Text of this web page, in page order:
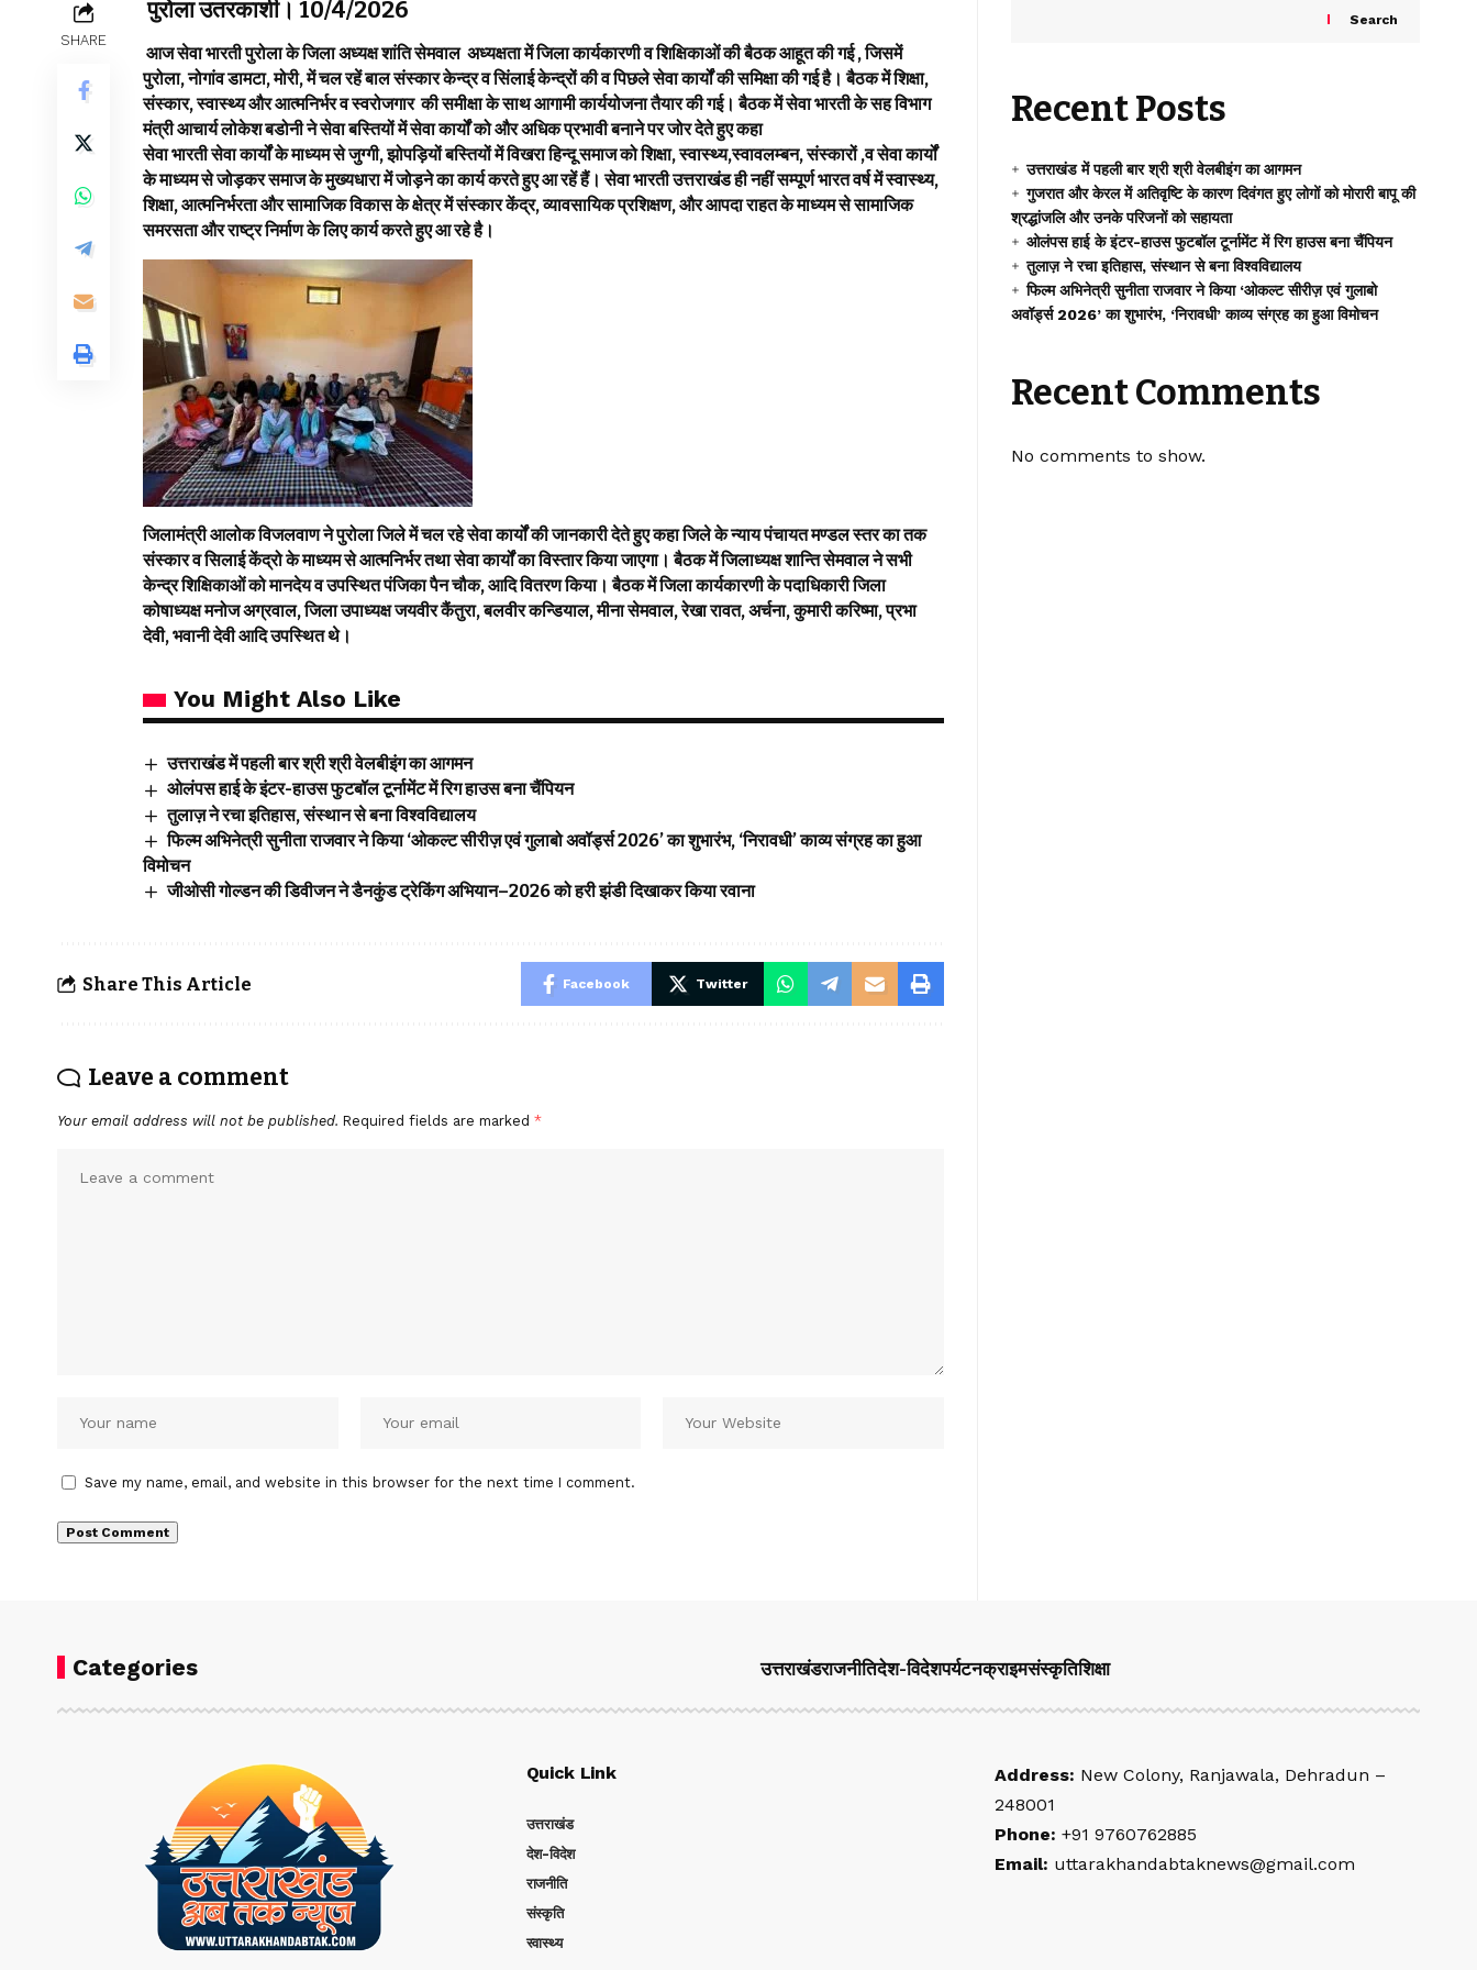
SHARE
पुरोला उतरकाशी। 10/4/2026
आज सेवा भारती पुरोला के जिला अध्यक्ष शांति सेमवाल अध्यक्षता में जिला कार्यकारणी व शिक्षिकाओं की बैठक आहूत की गई , जिसमें
पुरोला, नोगांव डामटा, मोरी, में चल रहें बाल संस्कार केन्द्र व सिंलाई केन्द्रों की व पिछले सेवा कार्यों की समिक्षा की गई है। बैठक में शिक्षा,
संस्कार, स्वास्थ्य और आत्मनिर्भर व स्वरोजगार की समीक्षा के साथ आगामी कार्ययोजना तैयार की गई। बैठक में सेवा भारती के सह विभाग
मंत्री आचार्य लोकेश बडोनी ने सेवा बस्तियों में सेवा कार्यों को और अधिक प्रभावी बनाने पर जोर देते हुए कहा
सेवा भारती सेवा कार्यों के माध्यम से जुग्गी, झोपड़ियों बस्तियों में विखरा हिन्दू समाज को शिक्षा, स्वास्थ्य,स्वावलम्बन, संस्कारों ,व सेवा कार्यों
के माध्यम से जोड़कर समाज के मुख्यधारा में जोड़ने का कार्य करते हुए आ रहें हैं। सेवा भारती उत्तराखंड ही नहीं सम्पूर्ण भारत वर्ष में स्वास्थ्य,
शिक्षा, आत्मनिर्भरता और सामाजिक विकास के क्षेत्र में संस्कार केंद्र, व्यावसायिक प्रशिक्षण, और आपदा राहत के माध्यम से सामाजिक
समरसता और राष्ट्र निर्माण के लिए कार्य करते हुए आ रहे है।
जिलामंत्री आलोक विजलवाण ने पुरोला जिले में चल रहे सेवा कार्यों की जानकारी देते हुए कहा जिले के न्याय पंचायत मण्डल स्तर का तक
संस्कार व सिलाई केंद्रो के माध्यम से आत्मनिर्भर तथा सेवा कार्यों का विस्तार किया जाएगा। बैठक में जिलाध्यक्ष शान्ति सेमवाल ने सभी
केन्द्र शिक्षिकाओं को मानदेय व उपस्थित पंजिका पैन चौक, आदि वितरण किया। बैठक में जिला कार्यकारणी के पदाधिकारी जिला
कोषाध्यक्ष मनोज अग्रवाल, जिला उपाध्यक्ष जयवीर कैंतुरा, बलवीर कन्डियाल, मीना सेमवाल, रेखा रावत, अर्चना, कुमारी करिष्मा, प्रभा
देवी, भवानी देवी आदि उपस्थित थे।
You Might Also Like
उत्तराखंड में पहली बार श्री श्री वेलबीइंग का आगमन
ओलंपस हाई के इंटर-हाउस फुटबॉल टूर्नामेंट में रिग हाउस बना चैंपियन
तुलाज़ ने रचा इतिहास, संस्थान से बना विश्वविद्यालय
फिल्म अभिनेत्री सुनीता राजवार ने किया ‘ओकल्ट सीरीज़ एवं गुलाबो अवॉर्ड्स 2026’ का शुभारंभ, ‘निरावधी’ काव्य संग्रह का हुआ
विमोचन
जीओसी गोल्डन की डिवीजन ने डैनकुंड ट्रेकिंग अभियान–2026 को हरी झंडी दिखाकर किया रवाना
Share This Article Facebook Twitter
Leave a comment
Your email address will not be published. Required fields are marked *
Save my name, email, and website in this browser for the next time I comment.
Search
Recent Posts
उत्तराखंड में पहली बार श्री श्री वेलबीइंग का आगमन
गुजरात और केरल में अतिवृष्टि के कारण दिवंगत हुए लोगों को मोरारी बापू की
श्रद्धांजलि और उनके परिजनों को सहायता
ओलंपस हाई के इंटर-हाउस फुटबॉल टूर्नामेंट में रिग हाउस बना चैंपियन
तुलाज़ ने रचा इतिहास, संस्थान से बना विश्वविद्यालय
फिल्म अभिनेत्री सुनीता राजवार ने किया ‘ओकल्ट सीरीज़ एवं गुलाबो
अवॉर्ड्स 2026’ का शुभारंभ, ‘निरावधी’ काव्य संग्रह का हुआ विमोचन
Recent Comments
No comments to show.
Categories उत्तराखंडराजनीतिदेश-विदेशपर्यटनक्राइमसंस्कृतिशिक्षा
Quick Link
उत्तराखंड
देश-विदेश
राजनीति
संस्कृति
स्वास्थ्य
Address: New Colony, Ranjawala, Dehradun –
248001
Phone: +91 9760762885
Email: uttarakhandabtaknews@gmail.com